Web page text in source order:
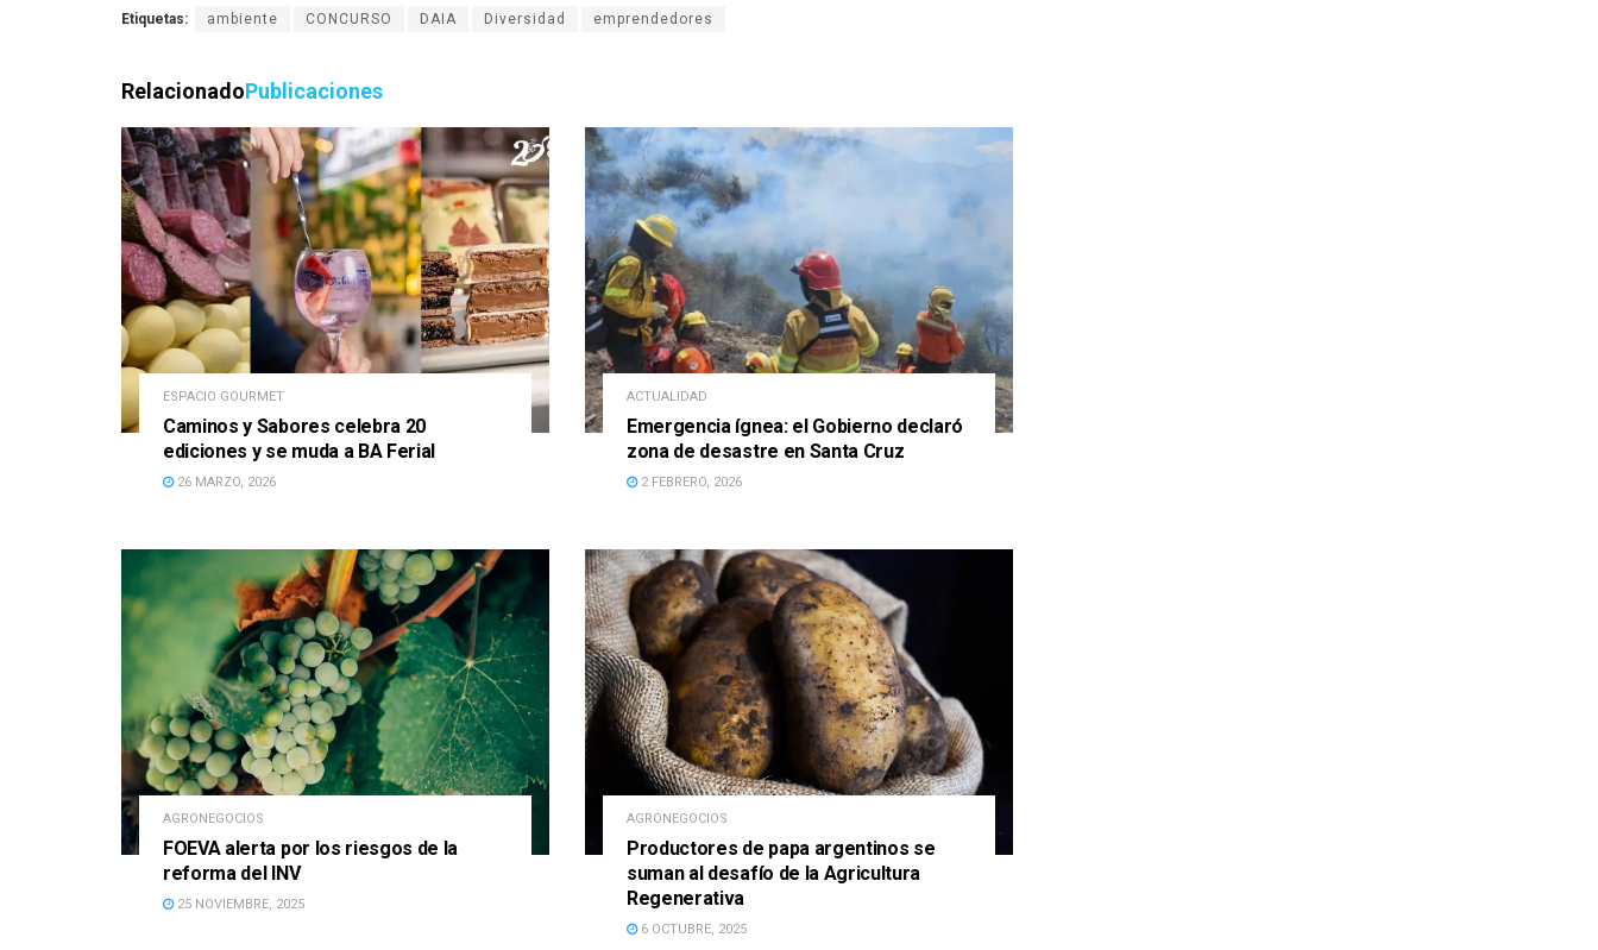
Etiquetas: ambiente CONCURSO DAIA Diversidad emprendedores
RelacionadoPublicaciones
ESPACIO GOURMET
Caminos y Sabores celebra 20
ediciones y se muda a BA Ferial
26 MARZO, 2026
ACTUALIDAD
Emergencia ígnea: el Gobierno declaró
zona de desastre en Santa Cruz
2 FEBRERO, 2026
AGRONEGOCIOS
FOEVA alerta por los riesgos de la
reforma del INV
25 NOVIEMBRE, 2025
AGRONEGOCIOS
Productores de papa argentinos se
suman al desafío de la Agricultura
Regenerativa
6 OCTUBRE, 2025